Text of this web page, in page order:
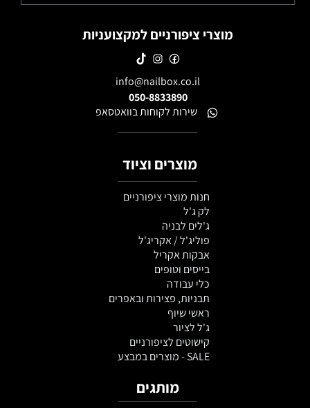
מוצרי ציפורניים למקצועניות
info@nailbox.co.il
050-8833890
שירות לקוחות בוואטסאפ
מוצרים וציוד
חנות מוצרי ציפורניים
לק ג'ל
ג'לים לבניה
פוליג'ל / אקריג'ל
אבקות אקריל
בייסים וטופים
כלי עבודה
תבניות, פצירות ובאפרים
ראשי שיוף
ג'ל לציור
קישוטים לציפורניים
SALE - מוצרים במבצע
מותגים